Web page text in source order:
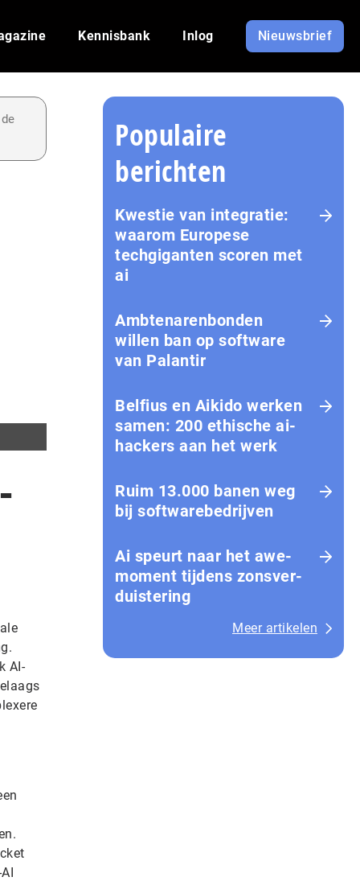
Kennisbank Inlog Nieuwsbrief
AI-
Populaire
berichten
Kwestie van integratie:
waarom Europese
techgiganten scoren met
ai
Amb­te­na­ren­bon­den
willen ban op software
van Palantir
Belfius en Aikido werken
samen: 200 ethische ai-
hackers aan het werk
Ruim 13.000 banen weg
bij softwarebedrijven
Ai speurt naar het awe-
moment tijdens zons­ver­
duis­te­ring
Meer artikelen